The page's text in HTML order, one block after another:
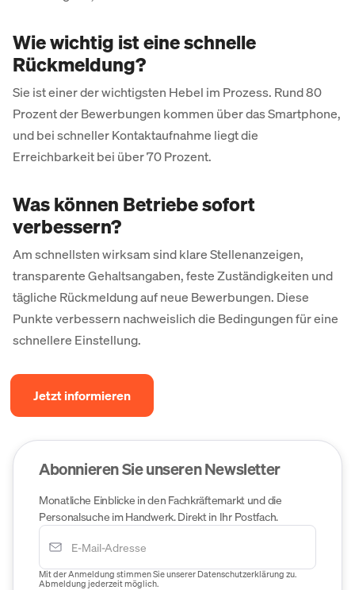
Wie wichtig ist eine schnelle
Rückmeldung?
Sie ist einer der wichtigsten Hebel im Prozess. Rund 80
Prozent der Bewerbungen kommen über das Smartphone,
und bei schneller Kontaktaufnahme liegt die
Erreichbarkeit bei über 70 Prozent.
Was können Betriebe sofort
verbessern?
Am schnellsten wirksam sind klare Stellenanzeigen,
transparente Gehaltsangaben, feste Zuständigkeiten und
tägliche Rückmeldung auf neue Bewerbungen. Diese
Punkte verbessern nachweislich die Bedingungen für eine
schnellere Einstellung.
Jetzt informieren
Abonnieren Sie unseren Newsletter
Monatliche Einblicke in den Fachkräftemarkt und die
Personalsuche im Handwerk. Direkt in Ihr Postfach.
Mit der Anmeldung stimmen Sie unserer Datenschutzerklärung zu.
Abmeldung jederzeit möglich.